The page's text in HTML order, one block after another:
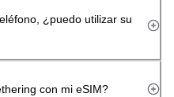
¿puedo utilizar su
con mi eSIM?